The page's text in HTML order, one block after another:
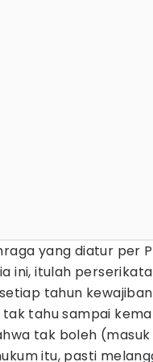
yang diatur per
ini, itulah
tahun kewajiban
tak tahu sampai
tak boleh
itu, pasti